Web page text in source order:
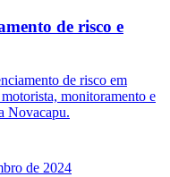
de risco e
de risco em
monitoramento e
Novacapu.
de 2024